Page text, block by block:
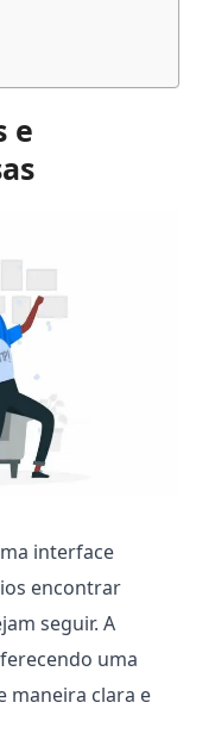
e
interface
encontrar
seguir. A
uma
maneira clara e